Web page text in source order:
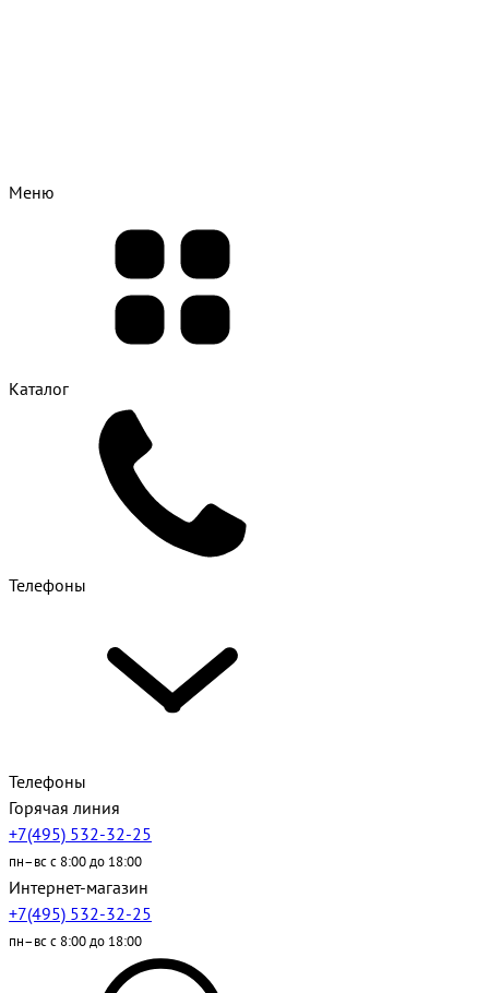
Меню
Каталог
Телефоны
Телефоны
Горячая линия
+7(495) 532-32-25
пн–вс с 8:00 до 18:00
Интернет-магазин
+7(495) 532-32-25
пн–вс с 8:00 до 18:00